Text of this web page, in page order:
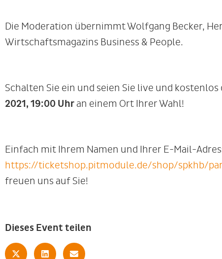
Die Moderation übernimmt Wolfgang Becker,
Wirtschaftsmagazins Business & People.
Schalten Sie ein und seien Sie live und kostenlos
2021, 19:00 Uhr an einem Ort Ihrer Wahl!
Einfach mit Ihrem Namen und Ihrer E-Mail-
https://ticketshop.pitmodule.de/shop/spkhb/
freuen uns auf Sie!
Dieses Event teilen